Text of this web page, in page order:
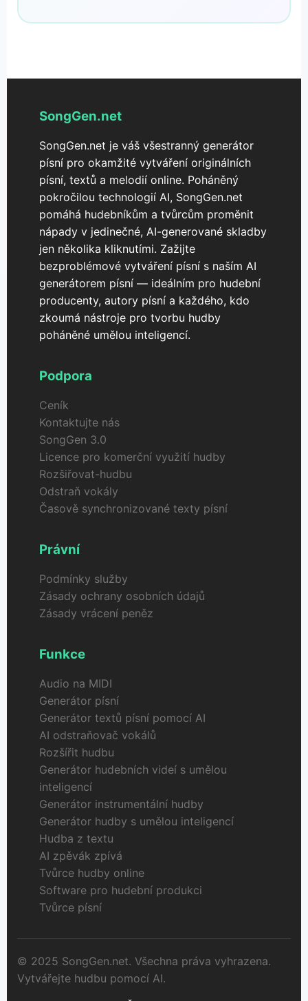
SongGen.net
SongGen.net je váš všestranný generátor
písní pro okamžité vytváření originálních
písní, textů a melodií online. Poháněný
pokročilou technologií AI, SongGen.net
pomáhá hudebníkům a tvůrcům proměnit
nápady v jedinečné, AI-generované skladby
jen několika kliknutími. Zažijte
bezproblémové vytváření písní s naším AI
generátorem písní — ideálním pro hudební
producenty, autory písní a každého, kdo
zkoumá nástroje pro tvorbu hudby
poháněné umělou inteligencí.
Podpora
Ceník
Kontaktujte nás
SongGen 3.0
Licence pro komerční využití hudby
Rozšiřovat-hudbu
Odstraň vokály
Časově synchronizované texty písní
Právní
Podmínky služby
Zásady ochrany osobních údajů
Zásady vrácení peněz
Funkce
Audio na MIDI
Generátor písní
Generátor textů písní pomocí AI
AI odstraňovač vokálů
Rozšířit hudbu
Generátor hudebních videí s umělou
inteligencí
Generátor instrumentální hudby
Generátor hudby s umělou inteligencí
Hudba z textu
AI zpěvák zpívá
Tvůrce hudby online
Software pro hudební produkci
Tvůrce písní
© 2025 SongGen.net. Všechna práva vyhrazena.
Vytvářejte hudbu pomocí AI.